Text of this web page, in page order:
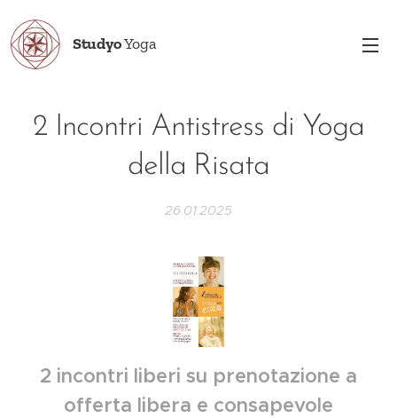
StudyoYoga
2 Incontri Antistress di Yoga
della Risata
26.01.2025
2 incontri liberi su prenotazione a
offerta libera e consapevole